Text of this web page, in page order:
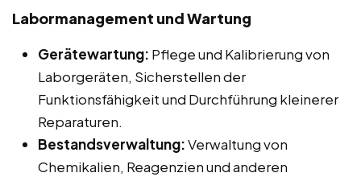
Labormanagement und Wartung
Gerätewartung: Pflege und Kalibrierung von
Laborgeräten, Sicherstellen der
Funktionsfähigkeit und Durchführung kleinerer
Reparaturen.
Bestandsverwaltung:Verwaltung von
Chemikalien, Reagenzien und anderen